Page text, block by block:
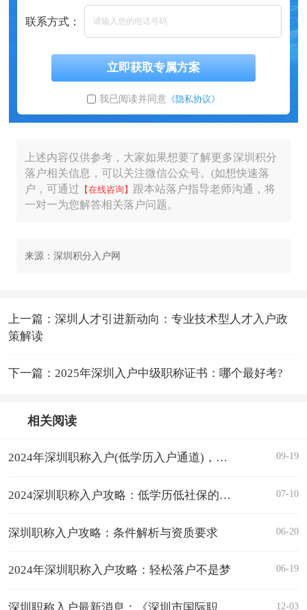
联系方式：
立即获取专属方案
我已阅读并同意 《隐私协议》
上述内容仅供参考，大家如果想要了解更多深圳积分
落户相关信息，可以关注微信公众号。(如想快速落
户，可通过 【在线咨询】 跟本站落户指导老师沟通，将
一对一为您解答相关落户问题。
来源：深圳积分入户网
上一篇：深圳人才引进新动向：专业技术型人才入户政
策解读
下一篇：2025年深圳入户中级职称证书：哪个最好考?
相关阅读
2024年深圳职称入户(低学历入户通道)，你了解多少? 09-19
2024深圳职称入户攻略：低学历低社保的快速通道 07-10
深圳职称入户攻略：条件解析与资质要求 06-20
2024年深圳职称入户攻略：轻松落户不是梦 06-19
12-03